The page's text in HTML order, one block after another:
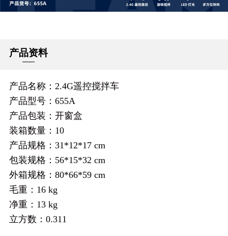
产品资料
产品名称：2.4G遥控搅拌车
产品型号：655A
产品包装：开窗盒
装箱数量：10
产品规格：31*12*17 cm
包装规格：56*15*32 cm
外箱规格：80*66*59 cm
毛重：16 kg
净重：13 kg
立方数：0.311